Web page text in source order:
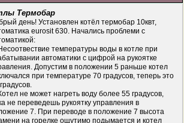
Термобар
день! Установлен котёл термобар 10квт,
eurosit 630. Начались проблеми с
температуры воды в котле при
автоматики с цифрой на рукоятке
Допустим в положении 5 раньше котел
при температуре 70 градусов, теперь это
не может нагреть воду более 55 градусов,
не переведешь рукоятку управления в
7. При переводе в положение 7 высота
на горелке ощутимо подымается и котел